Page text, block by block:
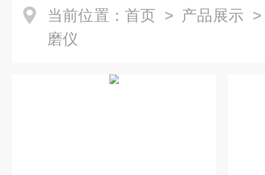
当前位置： 首页 > 产品展示
磨仪